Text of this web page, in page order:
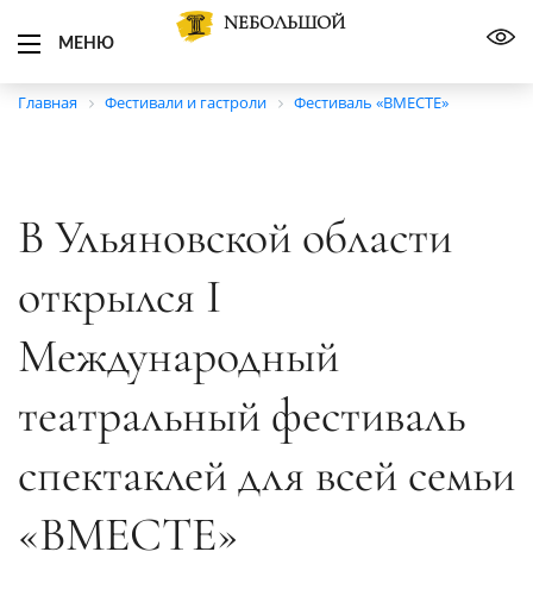
МЕНЮ
NЕБОЛЬШОЙ
Главная Фестивали и гастроли Фестиваль «ВМЕСТЕ»
В Ульяновской области
открылся I
Международный
театральный фестиваль
спектаклей для всей семьи
«ВМЕСТЕ»